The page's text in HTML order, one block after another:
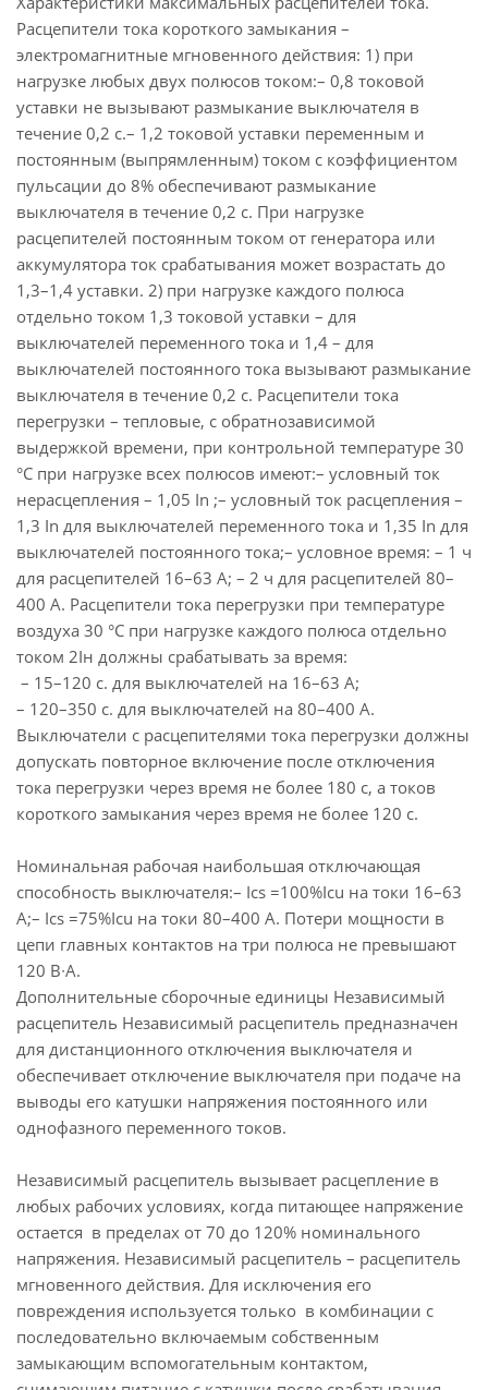
Расцепители тока короткого замыкания –
электромагнитные мгновенного действия: 1) при
нагрузке любых двух полюсов током:– 0,8 токовой
уставки не вызывают размыкание выключателя в
течение 0,2 с.– 1,2 токовой уставки переменным и
постоянным (выпрямленным) током с коэффициентом
пульсации до 8% обеспечивают размыкание
выключателя в течение 0,2 с. При нагрузке
расцепителей постоянным током от генератора или
аккумулятора ток срабатывания может возрастать до
1,3–1,4 уставки. 2) при нагрузке каждого полюса
отдельно током 1,3 токовой уставки – для
выключателей переменного тока и 1,4 – для
выключателей постоянного тока вызывают размыкание
выключателя в течение 0,2 с. Расцепители тока
перегрузки – тепловые, с обратнозависимой
выдержкой времени, при контрольной температуре 30
°С при нагрузке всех полюсов имеют:– условный ток
нерасцепления – 1,05 In ;– условный ток расцепления –
1,3 In для выключателей переменного тока и 1,35 In для
выключателей постоянного тока;– условное время: – 1 ч
для расцепителей 16–63 А; – 2 ч для расцепителей 80–
400 А. Расцепители тока перегрузки при температуре
воздуха 30 °С при нагрузке каждого полюса отдельно
током 2Iн должны срабатывать за время:
– 15–120 с. для выключателей на 16–63 А;
– 120–350 с. для выключателей на 80–400 А.
Выключатели с расцепителями тока перегрузки должны
допускать повторное включение после отключения
тока перегрузки через время не более 180 с, а токов
короткого замыкания через время не более 120 с.
Номинальная рабочая наибольшая отключающая
способность выключателя:– Ics =100%Icu на токи 16–63
А;– Ics =75%Icu на токи 80–400 А. Потери мощности в
цепи главных контактов на три полюса не превышают
120 В∙А.
Дополнительные сборочные единицы Независимый
расцепитель Независимый расцепитель предназначен
для дистанционного отключения выключателя и
обеспечивает отключение выключателя при подаче на
выводы его катушки напряжения постоянного или
однофазного переменного токов.
Независимый расцепитель вызывает расцепление в
любых рабочих условиях, когда питающее напряжение
остается в пределах от 70 до 120% номинального
напряжения. Независимый расцепитель – расцепитель
мгновенного действия. Для исключения его
повреждения используется только в комбинации с
последовательно включаемым собственным
замыкающим вспомогательным контактом,